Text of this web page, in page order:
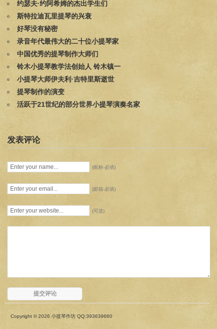
约瑟夫·约阿希姆的杰出学生们
斯特拉迪瓦里提琴的兴衰
好琴没有秘密
录音年代最伟大的二十位小提琴家
中国优秀的提琴制作大师们
铃木小提琴教学法创始人 铃木镇一
小提琴大师伊夫利·吉特里斯逝世
提琴制作的演变
活跃于21世纪的部分世界小提琴演奏名家
发表评论
(昵称-必填)
(邮箱-必填)
(可选)
Copyright © 2026 小提琴作坊 QQ:393639660